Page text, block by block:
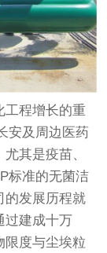
工程增长的重
安及周边医药
其是疫苗、
标准的无菌洁
的发展历程就
过建成十万
限度与尘埃粒